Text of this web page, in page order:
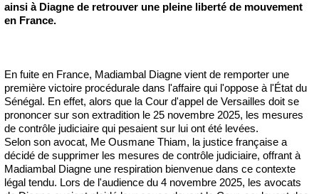
ainsi à Diagne de retrouver une pleine liberté de mouvement
en France.
En fuite en France, Madiambal Diagne vient de remporter une
première victoire procédurale dans l'affaire qui l'oppose à l'État du
Sénégal. En effet, alors que la Cour d'appel de Versailles doit se
prononcer sur son extradition le 25 novembre 2025, les mesures
de contrôle judiciaire qui pesaient sur lui ont été levées.
Selon son avocat, Me Ousmane Thiam, la justice française a
décidé de supprimer les mesures de contrôle judiciaire, offrant à
Madiambal Diagne une respiration bienvenue dans ce contexte
légal tendu. Lors de l'audience du 4 novembre 2025, les avocats